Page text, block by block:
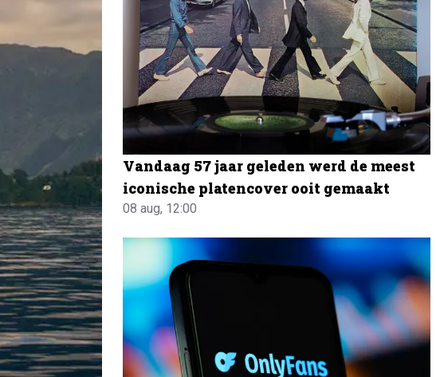
Vandaag 57 jaar geleden werd de meest
iconische platencover ooit gemaakt
08 aug, 12:00